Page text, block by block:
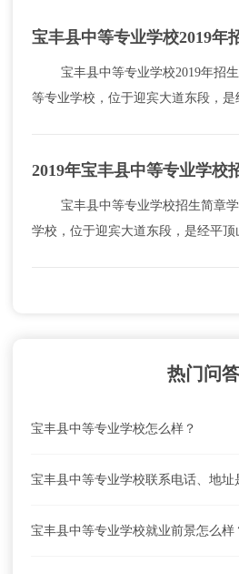
宝丰县中等专业学校2019年
宝丰县中等专业学校2019年招
等专业学校，位于迎宾大道东段，
2019年宝丰县中等专业学校
宝丰县中等专业学校招生简章
学校，位于迎宾大道东段，是经平
热门问答
宝丰县中等专业学校怎么样？
宝丰县中等专业学校联系电话、地址
宝丰县中等专业学校就业前景怎么样